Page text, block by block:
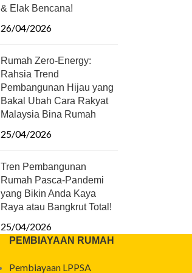
& Elak Bencana!
26/04/2026
Rumah Zero-Energy:
Rahsia Trend
Pembangunan Hijau yang
Bakal Ubah Cara Rakyat
Malaysia Bina Rumah
25/04/2026
Tren Pembangunan
Rumah Pasca-Pandemi
yang Bikin Anda Kaya
Raya atau Bangkrut Total!
25/04/2026
PEMBIAYAAN RUMAH
Pembiayaan LPPSA